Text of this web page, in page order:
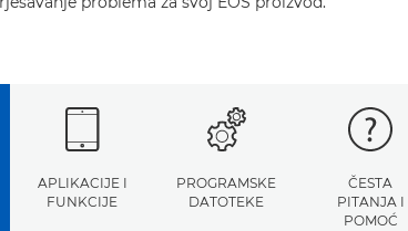
APLIKACIJE I
FUNKCIJE
PROGRAMSKE
DATOTEKE
ČESTA
PITANJA I
POMOĆ